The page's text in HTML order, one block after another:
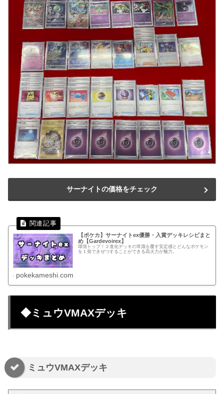
サーナイトの価格をチェック
【ポケカ】サーナイトex優勝・入賞デッキレシピまと
め【Gardevoirex】
環境トップ！２進化デッキの常識を覆す安定感とどんなポケモン
を１発できぜつすることができる高火力が魅力。
pokekameshi.com
◆ミュウVMAXデッキ
ミュウVMAXデッキ